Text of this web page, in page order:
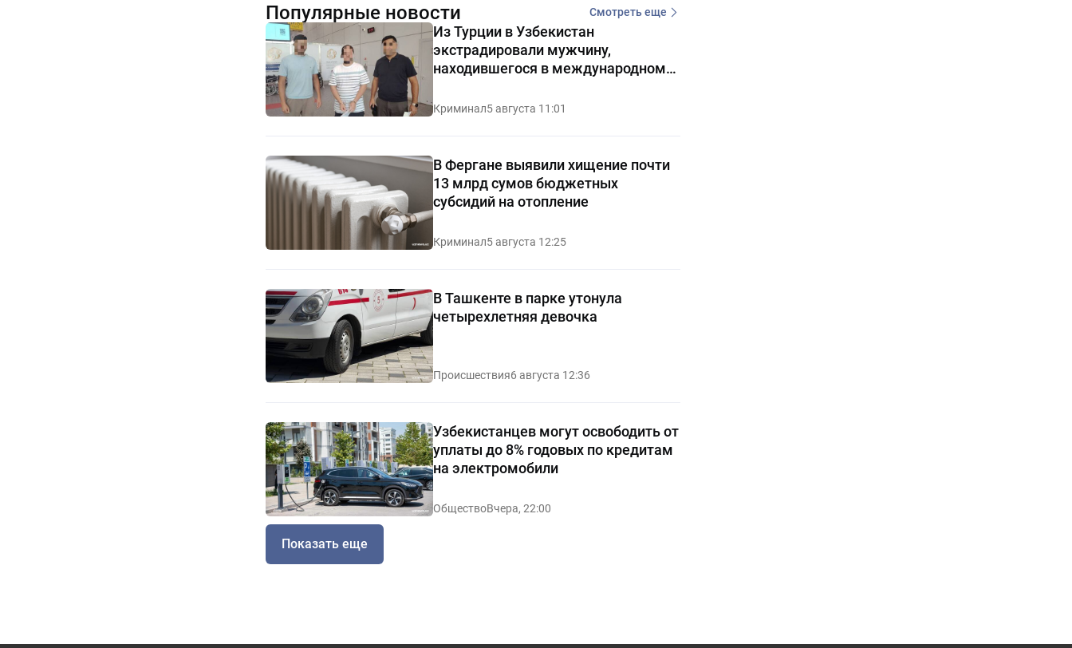
Популярные новости Смотреть еще
Из Турции в Узбекистан
экстрадировали мужчину,
находившегося в международном
Криминал5 августа 11:01
В Фергане выявили хищение почти
13 млрд сумов бюджетных
субсидий на отопление
Криминал5 августа 12:25
В Ташкенте в парке утонула
четырехлетняя девочка
Происшествия6 августа 12:36
Узбекистанцев могут освободить от
уплаты до 8% годовых по кредитам
на электромобили
ОбществоВчера, 22:00
Показать еще